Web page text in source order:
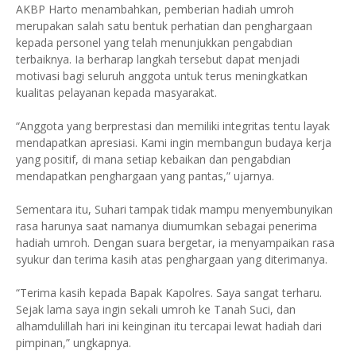
AKBP Harto menambahkan, pemberian hadiah umroh
merupakan salah satu bentuk perhatian dan penghargaan
kepada personel yang telah menunjukkan pengabdian
terbaiknya. Ia berharap langkah tersebut dapat menjadi
motivasi bagi seluruh anggota untuk terus meningkatkan
kualitas pelayanan kepada masyarakat.
“Anggota yang berprestasi dan memiliki integritas tentu layak
mendapatkan apresiasi. Kami ingin membangun budaya kerja
yang positif, di mana setiap kebaikan dan pengabdian
mendapatkan penghargaan yang pantas,” ujarnya.
Sementara itu, Suhari tampak tidak mampu menyembunyikan
rasa harunya saat namanya diumumkan sebagai penerima
hadiah umroh. Dengan suara bergetar, ia menyampaikan rasa
syukur dan terima kasih atas penghargaan yang diterimanya.
“Terima kasih kepada Bapak Kapolres. Saya sangat terharu.
Sejak lama saya ingin sekali umroh ke Tanah Suci, dan
alhamdulillah hari ini keinginan itu tercapai lewat hadiah dari
pimpinan,” ungkapnya.